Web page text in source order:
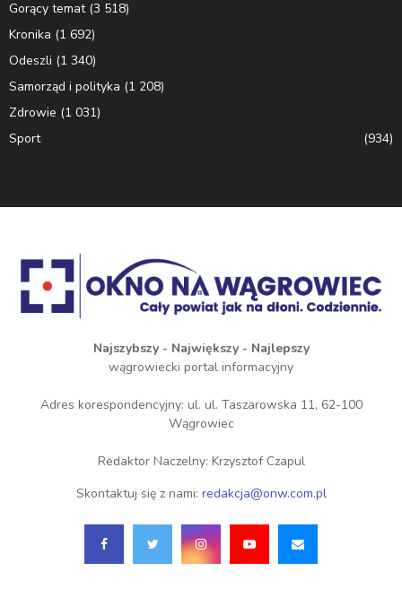
Gorący temat(3 518)
Kronika (1 692)
Odeszli (1 340)
Samorząd i polityka (1 208)
Zdrowie (1 031)
Sport
(934)
Najszybszy - Największy - Najlepszy
wągrowiecki portal informacyjny
Adres korespondencyjny: ul. ul. Taszarowska 11, 62-100
Wągrowiec
Redaktor Naczelny: Krzysztof Czapul
Skontaktuj się z nami: redakcja@onw.com.pl